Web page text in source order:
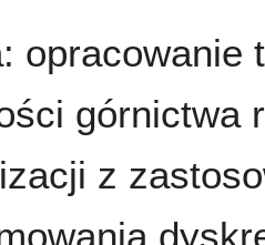
opracowanie
górnictwa
z